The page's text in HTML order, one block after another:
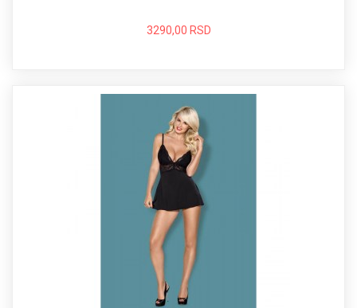
3290,00 RSD